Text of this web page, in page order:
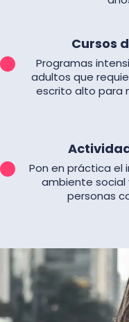
Cursos
Programas
adultos que
escrito alto para
Pon en práctica el
ambiente social
personas